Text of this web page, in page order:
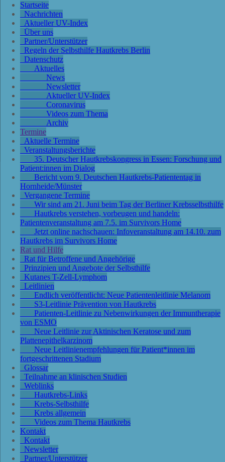
Startseite
Nachrichten
Aktueller UV-Index
Über uns
Partner/Unterstützer
Regeln der Selbsthilfe Hautkrebs Berlin
Datenschutz
Aktuelles
News
Newsletter
Aktueller UV-Index
Coronavirus
Videos zum Thema
Archiv
Termine
Aktuelle Termine
Veranstaltungsberichte
35. Deutscher Hautkrebskongress in Essen: Forschung und
Patient:innen im Dialog
Bericht vom 9. Deutschen Hautkrebs-Patiententag in
Hornheide/Münster
Vergangene Termine
Wir sind am 21. Juni beim Tag der Berliner Krebsselbsthilfe
Hautkrebs verstehen, vorbeugen und handeln:
Patientenveranstaltung am 7.5. im Survivors Home
Jetzt online nachschauen: Infoveranstaltung am 14.10. zum
Hautkrebs im Survivors Home
Rat und Hilfe
Rat für Betroffene und Angehörige
Prinzipien und Angebote der Selbsthilfe
Kutanes T-Zell-Lymphom
Leitlinien
Endlich veröffentlicht: Neue Patientenleitlinie Melanom
S3-Leitlinie Prävention von Hautkrebs
Patienten-Leitlinie zu Nebenwirkungen der Immuntherapie
von ESMO
Neue Leitlinie zur Aktinischen Keratose und zum
Plattenepithelkarzinom
Neue Leitlinienempfehlungen für Patient*innen im
fortgeschrittenen Stadium
Glossar
Teilnahme an klinischen Studien
Weblinks
Hautkrebs-Links
Krebs-Selbsthilfe
Krebs allgemein
Videos zum Thema Hautkrebs
Kontakt
Kontakt
Newsletter
Partner/Unterstützer